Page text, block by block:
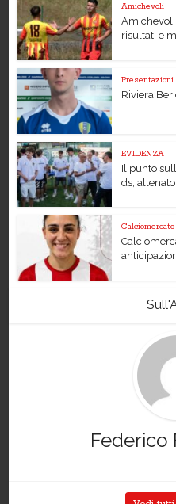
Amichevoli
Amichevoli
risultati e
Presentazioni
Riviera
EVIDENZA
Il punto
ds,
Calciomercato
Federico